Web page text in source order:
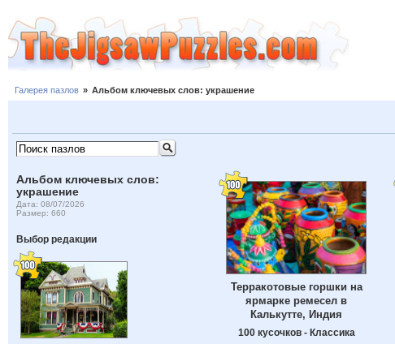
Галерея пазлов » Альбом ключевых слов: украшение
Альбом ключевых слов:
украшение
Дата: 08/07/2026
Размер: 660
Выбор редакции
Терракотовые горшки на
ярмарке ремесел в
Калькутте, Индия
100 кусочков - Классика